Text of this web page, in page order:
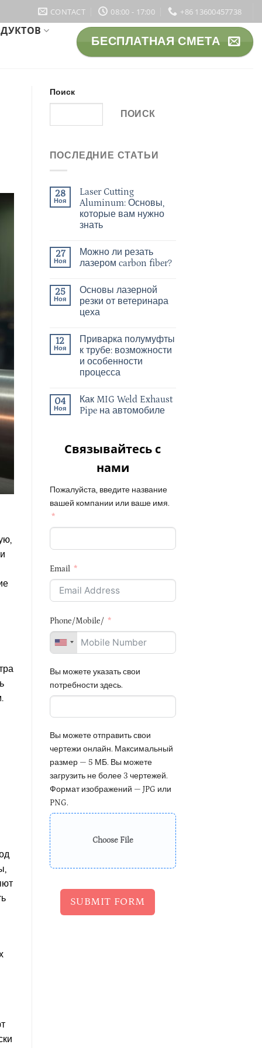
CONTACT 08:00 - 17:00 +86 13600457738
БЕСПЛАТНАЯ СМЕТА
Поиск
ПОИСК
ПОСЛЕДНИЕ СТАТЬИ
28
Ноя
Laser Cutting
Aluminum: Основы,
которые вам нужно
знать
27
Ноя
Можно ли резать
лазером carbon fiber?
25
Ноя
Основы лазерной
резки от ветеринара
цеха
12
Ноя
Приварка полумуфты
к трубе: возможности
и особенности
процесса
04
Ноя
Как MIG Weld Exhaust
Pipe на автомобиле
Связывайтесь с
нами
Пожалуйста, введите название
вашей компании или ваше имя.
Email
Phone/Mobile/
Вы можете указать свои
потребности здесь.
Вы можете отправить свои
чертежи онлайн. Максимальный
размер — 5 МБ. Вы можете
загрузить не более 3 чертежей.
Формат изображений — JPG или
PNG.
Choose File
SUBMIT FORM